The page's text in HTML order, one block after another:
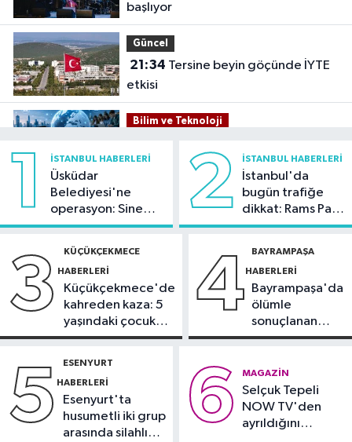
başlıyor
Güncel
21:34
etkisi
Bilim ve Teknoloji
oranı yüzde 92,3 oldu
Bilim ve Teknoloji
21:21
vatandaşları yazlık sinemada
buluşturuyor
demeyin, önlemini alın
1 İSTANBUL HABERLERI
Üsküdar
Belediyesi'ne
operasyon: Sinem
Dedetaş'a
2 İSTANBUL HABERLERI
İstanbul'da
bugün trafiğe
dikkat: Rams Park
çevresinde bazı
3 KÜÇÜKÇEKMECE
HABERLERI
Küçükçekmece'de
kahreden kaza: 5
yaşındaki çocuk
yoğun bakımda
4 BAYRAMPAŞA
HABERLERI
Bayrampaşa'da
ölümle
sonuçlanan
kaza: Sürücü
5 ESENYURT
HABERLERI
Esenyurt'ta
husumetli iki grup
arasında silahlı
6 MAGAZIN
Selçuk Tepeli
NOW TV'den
ayrıldığını